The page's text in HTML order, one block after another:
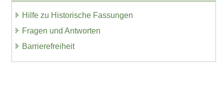
Hilfe zu Historische Fassungen
Fragen und Antworten
Barrierefreiheit